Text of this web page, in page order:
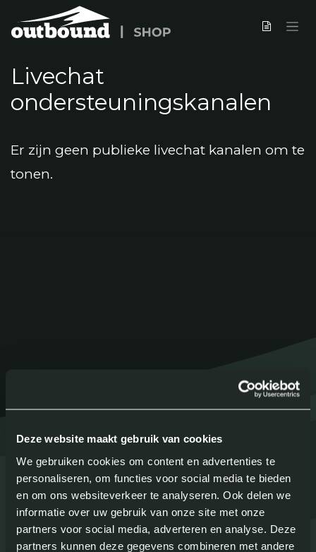
Deze website maakt gebruik van cookies
We gebruiken cookies om content en advertenties te
personaliseren, om functies voor social media te bieden
en om ons websiteverkeer te analyseren. Ook delen we
informatie over uw gebruik van onze site met onze
partners voor social media, adverteren en analyse. Deze
partners kunnen deze gegevens combineren met andere
Overslaan naar inhoud
Livechat
ondersteuningskanalen
Er zijn geen publieke livechat kanalen om te
tonen.
Ramen